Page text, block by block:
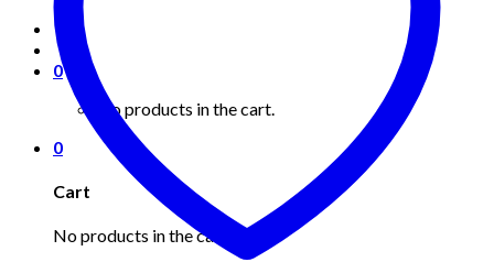
0
No products in the cart.
0
Cart
No products in the cart.